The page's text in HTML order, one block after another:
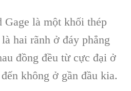
là một khối thép
hai rãnh ở đáy phẳng
đồng đều từ cực đại ở
không ở gần đầu kia.